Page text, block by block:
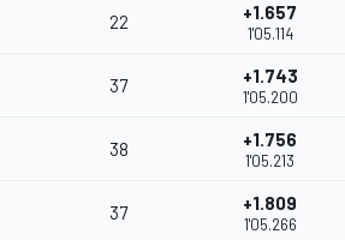
22 +1.657
1'05.114
37 +1.743
1'05.200
38 +1.756
1'05.213
37 +1.809
1'05.266